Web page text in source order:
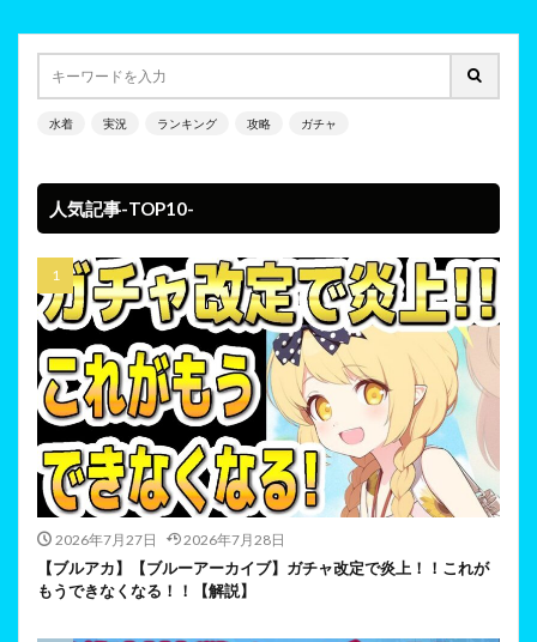
水着 実況 ランキング 攻略 ガチャ
人気記事-TOP10-
2026年7月27日 2026年7月28日
【ブルアカ】【ブルーアーカイブ】ガチャ改定で炎上！！これが
もうできなくなる！！【解説】